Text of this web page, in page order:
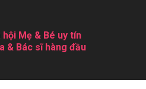
Mẹ & Bé uy tín
& Bác sĩ hàng đầu